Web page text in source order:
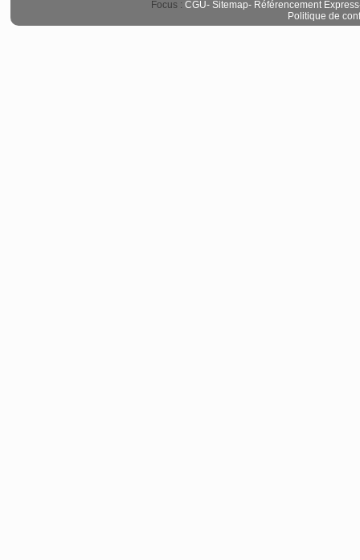
Focus : CGU- Sitemap- Référencement Express
Politique de